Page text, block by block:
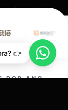
POR ANO.
👉